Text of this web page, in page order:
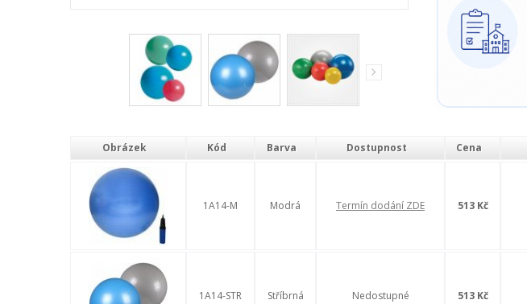
Obrázek Kód Barva Dostupnost Cena
1A14-M Modrá Termín dodání ZDE 513 Kč
1A14-STR Stříbrná Nedostupné 513 Kč